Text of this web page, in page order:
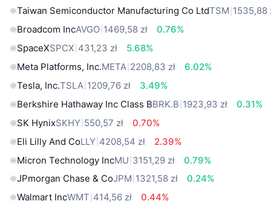
Taiwan Semiconductor Manufacturing Co LtdTSM 1535,88
Broadcom IncAVGO 1469,58 zł
0.76%
SpaceXSPCX 431,23 zł
5.68%
Meta Platforms, Inc.META 2208,83 zł
6.02%
Tesla, Inc.TSLA 1209,76 zł
3.49%
Berkshire Hathaway Inc Class BBRK.B 1923,93 zł
0.31%
SK HynixSKHY 550,57 zł
0.70%
Eli Lilly And CoLLY 4208,54 zł
2.39%
Micron Technology IncMU 3151,29 zł
0.79%
JPmorgan Chase & CoJPM 1321,58 zł
0.24%
Walmart IncWMT 414,56 zł 0.44%